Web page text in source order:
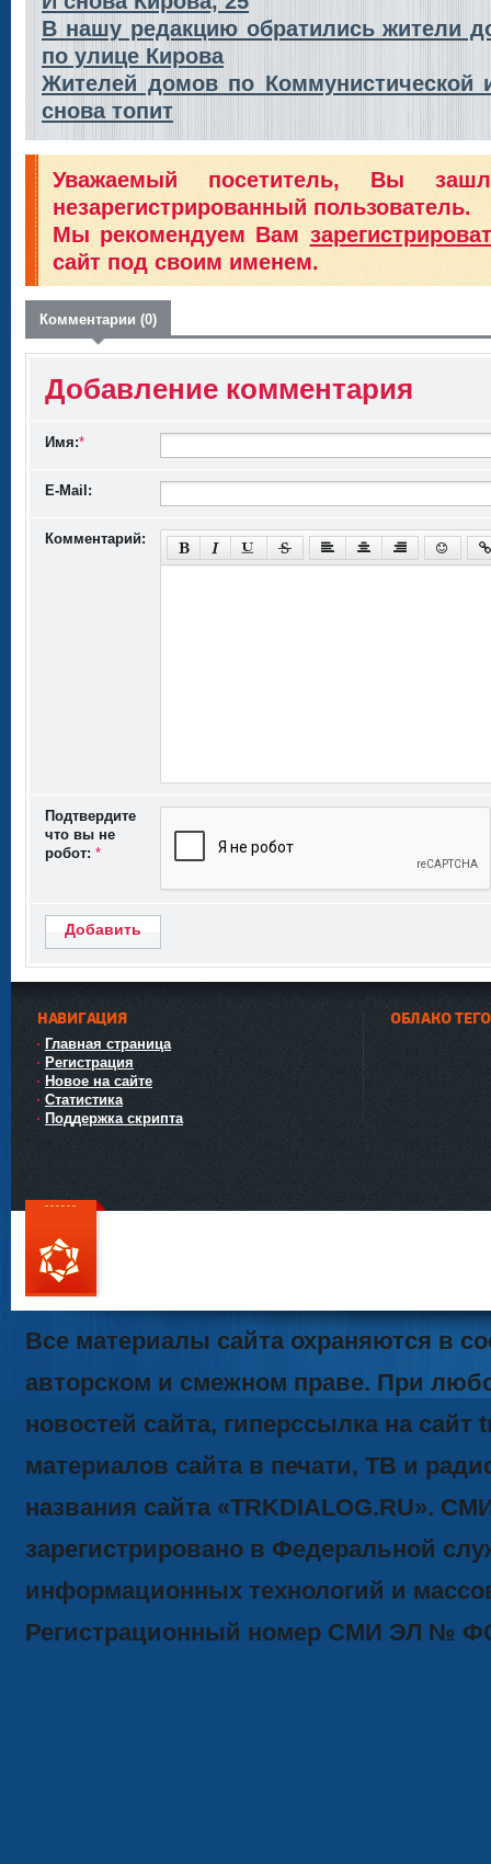
В нашу редакцию обратились жители
по улице Кирова
Жителей домов по Коммунистической
снова топит
Уважаемый посетитель, Вы
незарегистрированный пользователь.
Мы рекомендуем Вам
сайт под своим именем.
Комментарии (0)
Добавление комментария
Имя:*
E-Mail:
Комментарий:
Подтвердите
что вы не
робот: *
Добавить
НАВИГАЦИЯ
Главная страница
Регистрация
Новое на сайте
Статистика
Поддержка скрипта
ОБЛАКО
111
Все материалы сайта охраняются в
авторском и смежном праве. При
новостей сайта, гиперссылка на
материалов сайта в печати, ТВ и
названия сайта «TRKDIALOG.RU».
зарегистрировано в Федеральной
информационных технологий и
Регистрационный номер СМИ ЭЛ №